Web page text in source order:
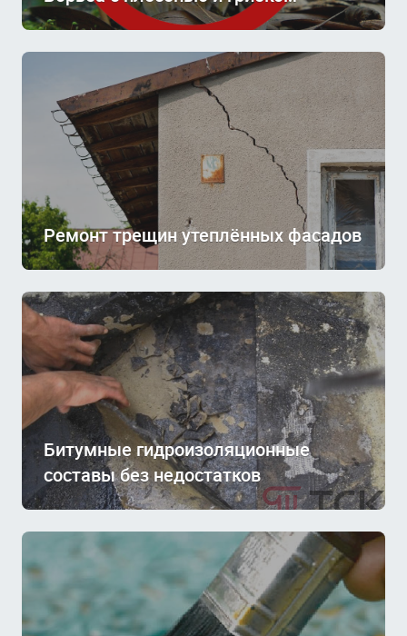
Ремонт трещин утеплённых фасадов
Битумные гидроизоляционные
составы без недостатков